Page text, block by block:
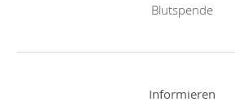
Blutspende
Informieren